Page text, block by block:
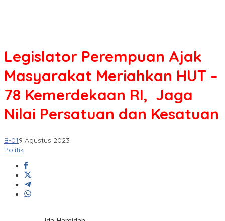
Legislator Perempuan Ajak
Masyarakat Meriahkan HUT –
78 Kemerdekaan RI, Jaga
Nilai Persatuan dan Kesatuan
B-019 Agustus 2023
Politik